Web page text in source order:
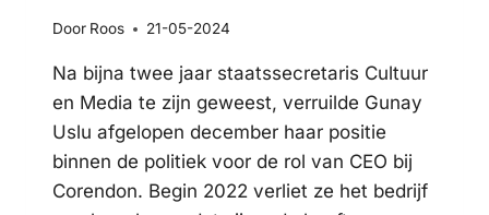
Door Roos 21-05-2024
Na bijna twee jaar staatssecretaris Cultuur
en Media te zijn geweest, verruilde Gunay
Uslu afgelopen december haar positie
binnen de politiek voor de rol van CEO bij
Corendon. Begin 2022 verliet ze het bedrijf